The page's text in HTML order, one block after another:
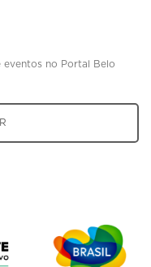
eventos no Portal Belo